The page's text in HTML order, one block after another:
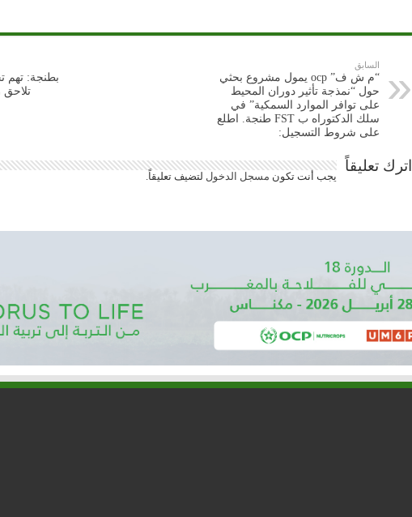
السابق
“م ش ف” ocp يمول مشروع بحثي
حول “نمذجة تأثير دوران المحيط
على توافر الموارد السمكية” في
سلك الدكتوراه ب FST طنجة. اطلع
على شروط التسجيل:
بطنجة:
اترك تعليقاً
يجب أنت تكون مسجل الدخول لتضيف تعليقاً.